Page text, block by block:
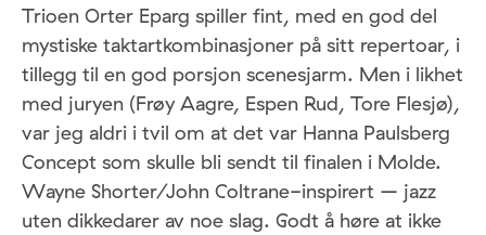
Trioen Orter Eparg spiller fint, med en god del
mystiske taktartkombinasjoner på sitt repertoar, i
tillegg til en god porsjon scenesjarm. Men i likhet
med juryen (Frøy Aagre, Espen Rud, Tore Flesjø),
var jeg aldri i tvil om at det var Hanna Paulsberg
Concept som skulle bli sendt til finalen i Molde.
Wayne Shorter/John Coltrane-inspirert – jazz
uten dikkedarer av noe slag. Godt å høre at ikke